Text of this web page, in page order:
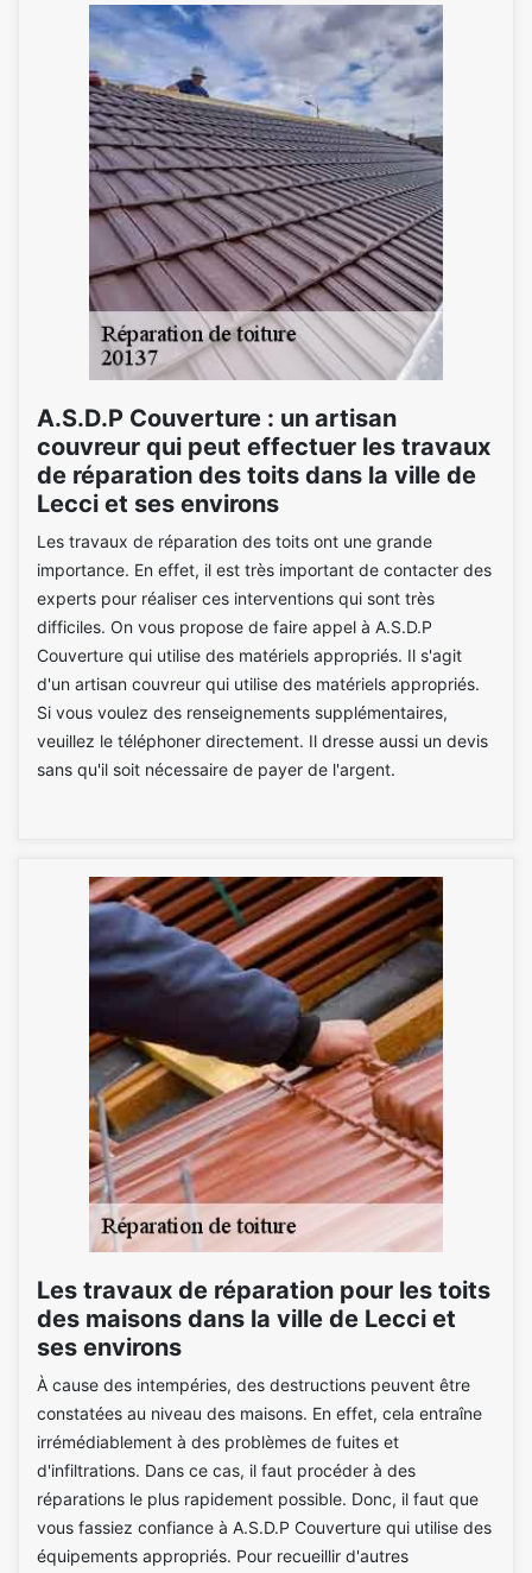
A.S.D.P Couverture : un artisan
couvreur qui peut effectuer les travaux
de réparation des toits dans la ville de
Lecci et ses environs
Les travaux de réparation des toits ont une grande
importance. En effet, il est très important de contacter des
experts pour réaliser ces interventions qui sont très
difficiles. On vous propose de faire appel à A.S.D.P
Couverture qui utilise des matériels appropriés. Il s'agit
d'un artisan couvreur qui utilise des matériels appropriés.
Si vous voulez des renseignements supplémentaires,
veuillez le téléphoner directement. Il dresse aussi un devis
sans qu'il soit nécessaire de payer de l'argent.
Les travaux de réparation pour les toits
des maisons dans la ville de Lecci et
ses environs
À cause des intempéries, des destructions peuvent être
constatées au niveau des maisons. En effet, cela entraîne
irrémédiablement à des problèmes de fuites et
d'infiltrations. Dans ce cas, il faut procéder à des
réparations le plus rapidement possible. Donc, il faut que
vous fassiez confiance à A.S.D.P Couverture qui utilise des
équipements appropriés. Pour recueillir d'autres